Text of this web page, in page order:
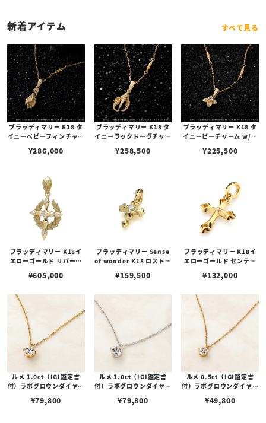
新着アイテム すべて見る
ブラッディマリー K18 タ
イニーベビーフィンチャー
¥286,000
ブラッディマリー K18 タ
イニーラックドーヴチャー
¥258,500
ブラッディマリー K18 タ
イニーピーチャーム w/ダ
¥225,500
ブラッディマリー K18イ
エローゴールド リバース
ド
¥605,000
ブラッディマリー Sense
of wonder K18 ロストペ
¥159,500
ブラッディマリー K18イ
エローゴールド センテン
モンド
¥132,000
ルメ 1.0ct（IGI鑑定書
付）ラボグロウンダイヤモ
ティング） 一粒ネックレ
¥79,800
ルメ 1.0ct（IGI鑑定書
付）ラボグロウンダイヤモ
コーティング） 一粒ネッ
¥79,800
ルメ 0.5ct（IGI鑑定書
付）ラボグロウンダイヤモ
ティング） 一粒ネックレ
¥49,800